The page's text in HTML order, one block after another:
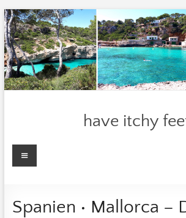
Zum
Inhalt
springen
have itchy
Menü
Spanien • Mallorca –